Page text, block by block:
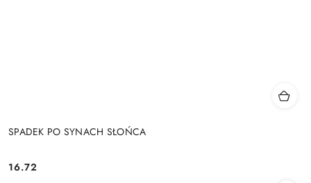
SPADEK PO SYNACH SŁOŃCA
Cena:
16.72